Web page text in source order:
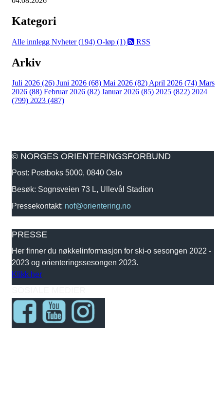
Kategori
Alle innlegg Nyheter (194) O-løp (1) RSS
Arkiv
Juli 2026 (26) Juni 2026 (68) Mai 2026 (82)April 2026 (74) Mars
2026 (88) Februar 2026 (82) Januar 2026 (85) 2025 (822) 2024
(799) 2023 (487)
© NORGES ORIENTERINGSFORBUND
Post: Postboks 5000, 0840 Oslo
Besøk: Sognsveien 73 L, Ullevål Stadion
Pressekontakt: nof@orientering.no
PRESSE
Her finner du nøkkelinformasjon for ski-o sesongen 2022 -
2023 og orienteringssesongen 2023.
Klikk her